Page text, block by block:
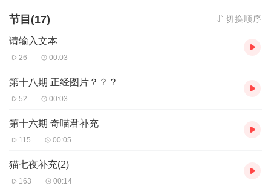
节目(17) 切换顺序
请输入文本
26 00:03
第十八期 正经图片？？？
52 00:03
第十六期 奇喵君补充
115 00:05
猫七夜补充(2)
163 00:14